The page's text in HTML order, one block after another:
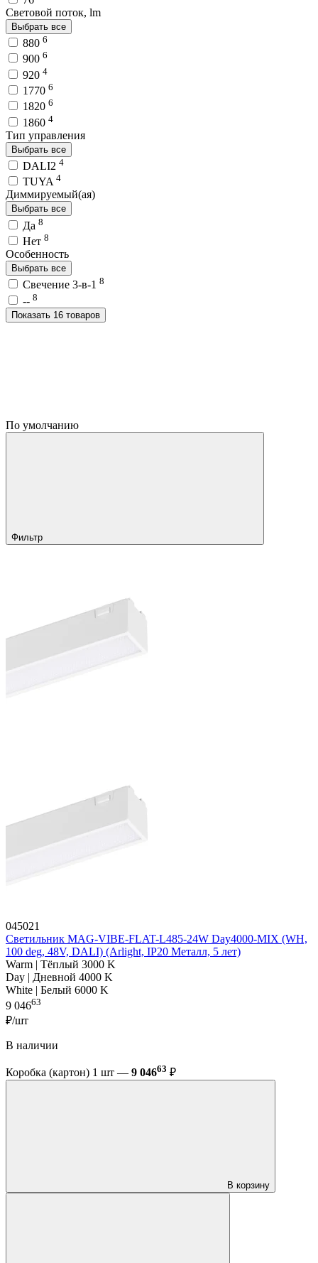
Световой поток, lm
Выбрать все
880 6
900 6
920 4
1770 6
1820 6
1860 4
Тип управления
Выбрать все
DALI2 4
TUYA 4
Диммируемый(ая)
Выбрать все
Да 8
Нет 8
Особенность
Выбрать все
Свечение 3-в-1 8
-- 8
Показать 16 товаров
По умолчанию
Фильтр
045021
Светильник MAG-VIBE-FLAT-L485-24W Day4000-MIX (WH,
100 deg, 48V, DALI) (Arlight, IP20 Металл, 5 лет)
Warm | Тёплый 3000 K
Day | Дневной 4000 K
White | Белый 6000 K
9 04663
₽/шт
В наличии
Коробка (картон) 1 шт — 9 04663 ₽
В корзину